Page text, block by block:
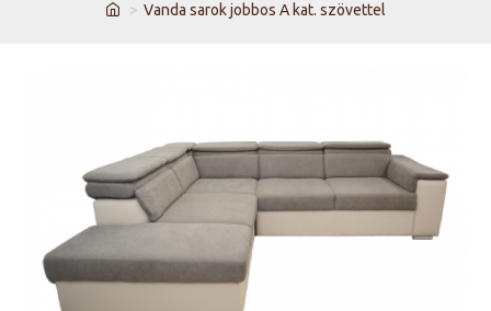
Vanda sarok jobbos A kat. szövettel